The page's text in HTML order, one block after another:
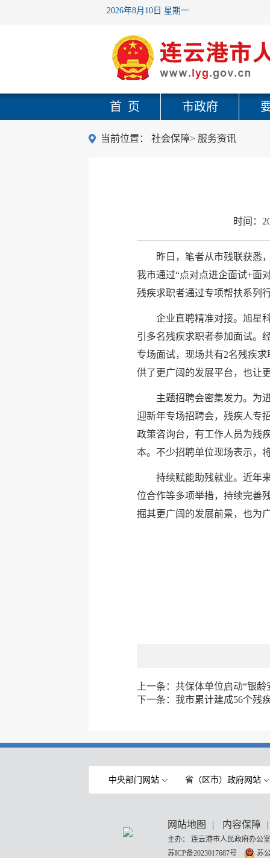
2026年8月10日 星期一
首 页 市政府
当前位置： 社会保障> 服务资讯
时间：
昨日，笔者从市残联获悉
我市通过“点对点进企面试+面
残疾求职者通过专项帮扶系列
企业直聘精准对接。旭星
引多名残疾求职者参加面试。
专场面试，现场共有2名残疾
供了更广阔的发展平台，也让
主题招聘会密集发力。为
迎新年专场招聘会，残疾人专
政策咨询台，有工作人员为残
本。不少招聘单位现场表示，
持续赋能助残就业。近年
位合作等多项举措，持续完善
掘其更广阔的发展前景，也为
上一条： 共保体单位启动“银龄
下一条： 我市累计建成56个残
中央部门网站 省（区市）政府网站
网站地图 | 内容保障 |
主办： 连云港市人民政府办
苏ICP备2023017687号
苏